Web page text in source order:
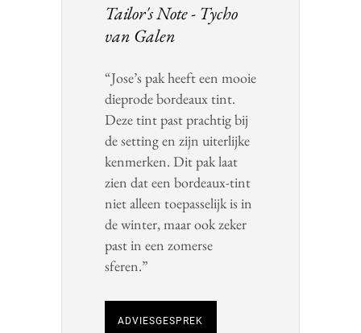
Tailor's Note - Tycho
van Galen
“Jose’s pak heeft een mooie
dieprode bordeaux tint.
Deze tint past prachtig bij
de setting en zijn uiterlijke
kenmerken. Dit pak laat
zien dat een bordeaux-tint
niet alleen toepasselijk is in
de winter, maar ook zeker
past in een zomerse
sferen.”
ADVIESGESPREK